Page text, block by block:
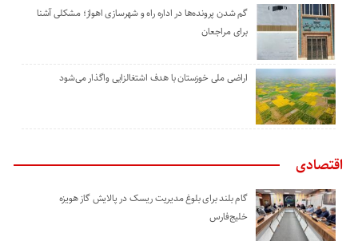
گم شدن پرونده‌ها در اداره راه و شهرسازی اهواز؛ مشکلی آشنا
برای مراجعان
اراضی ملی خوزستان با هدف اشتغالزایی واگذار می‌شود
اقتصادی
گام بلند برای بلوغ مدیریت ریسک در پالایش گاز هویزه
خلیج‌فارس